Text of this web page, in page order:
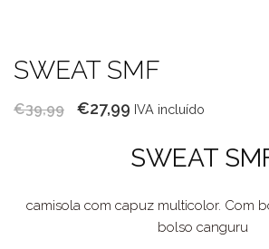
SWEAT SMF
€39,99
O
original
€39,99.
€27,99 O
atual
€27,99.
IVA incluído
SWEAT
camisola com capuz multicolor. Com
bolso canguru